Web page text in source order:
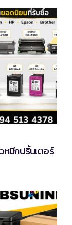
หมึกปริ้นเตอร์